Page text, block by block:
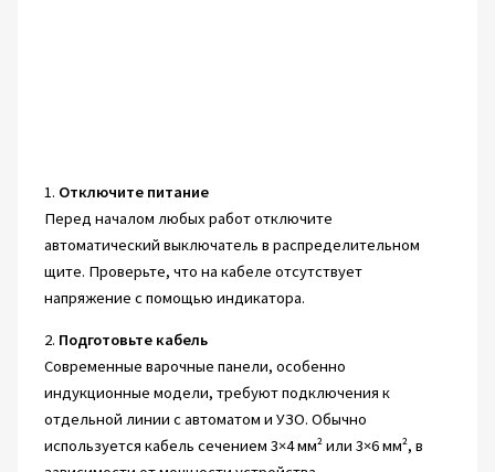
1. Отключите питание
Перед началом любых работ отключите
автоматический выключатель в распределительном
щите. Проверьте, что на кабеле отсутствует
напряжение с помощью индикатора.
2. Подготовьте кабель
Современные варочные панели, особенно
индукционные модели, требуют подключения к
отдельной линии с автоматом и УЗО. Обычно
используется кабель сечением 3×4 мм² или 3×6 мм², в